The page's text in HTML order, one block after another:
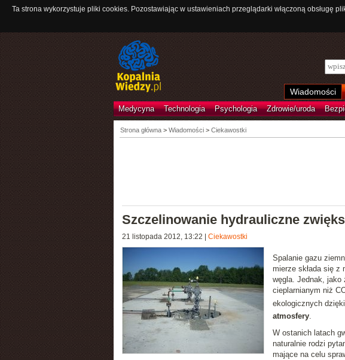
Ta strona wykorzystuje pliki cookies. Pozostawiając w ustawieniach przeglądarki włączoną
Wiadomości
Medycyna Technologia Psychologia Zdrowie/uroda
Strona główna> Wiadomości > Ciekawostki
Szczelinowanie hydrauliczne
21 listopada 2012, 13:22 Ciekawostki
Spalanie gazu
mierze składa się z
węgla. Jednak, jako
cieplarnianym niż
ekologicznych
atmosfery.
W ostanich latach
naturalnie rodzi
mające na celu